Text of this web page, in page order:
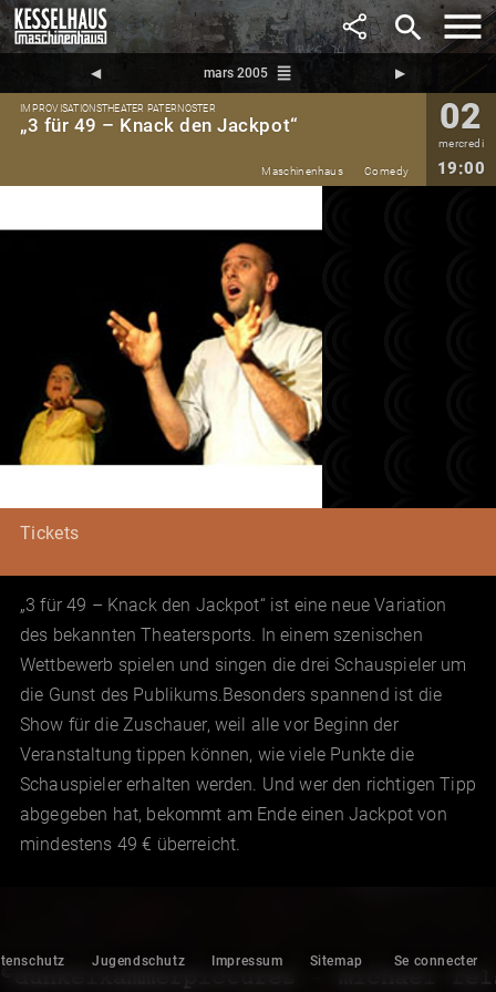
search
◀︎ mars 2005 reorder ▶︎
IMPROVISATIONSTHEATER PATERNOSTER
„3 für 49 – Knack den Jackpot“ 02
mercredi
19:00
Maschinenhaus Comedy
Tickets
„3 für 49 – Knack den Jackpot“ ist eine neue Variation
des bekannten Theatersports. In einem szenischen
Wettbewerb spielen und singen die drei Schauspieler um
die Gunst des Publikums.Besonders spannend ist die
Show für die Zuschauer, weil alle vor Beginn der
Veranstaltung tippen können, wie viele Punkte die
Schauspieler erhalten werden. Und wer den richtigen Tipp
abgegeben hat, bekommt am Ende einen Jackpot von
mindestens 49 € überreicht.
Jugendschutz Impressum Sitemap Se connecter